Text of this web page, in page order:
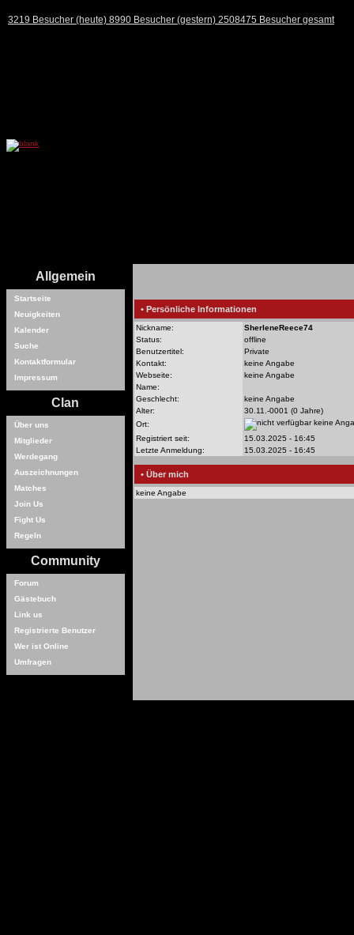
3219 Besucher (heute) 8990 Besucher (gestern) 2508475 Besucher gesamt
Allgemein
Startseite
Neuigkeiten
Kalender
Suche
Kontaktformular
Impressum
Clan
Über uns
Mitglieder
Werdegang
Auszeichnungen
Matches
Join Us
Fight Us
Regeln
Community
Forum
Gästebuch
Link us
Registrierte Benutzer
Wer ist Online
Umfragen
• Persönliche Informationen
Nickname:
SherleneReece74
Status:
offline
Benutzertitel:
Private
Kontakt:
keine Angabe
Webseite:
keine Angabe
Name:
Geschlecht:
keine Angabe
Alter:
30.11.-0001 (0 Jahre)
Ort:
keine
Registriert seit:
15.03.2025 - 16:45
Letzte Anmeldung:
15.03.2025 - 16:45
• Über mich
keine Angabe